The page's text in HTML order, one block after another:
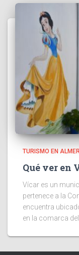
TURISMO EN
Qué ver en
Vícar es un
pertenece a la
encuentra
en la comarca